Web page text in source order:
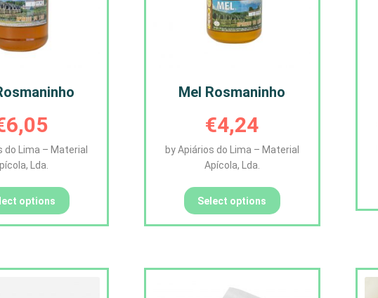
6,05
do Lima – Material
Lda.
options
Mel Rosmaninho
€4,24
by Apiários do Lima – Material
Apícola, Lda.
Select options